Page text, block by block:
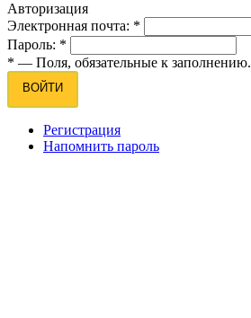
Авторизация
Электронная почта: *
Пароль: *
* — Поля, обязательные к заполнению.
ВОЙТИ
Регистрация
Напомнить пароль